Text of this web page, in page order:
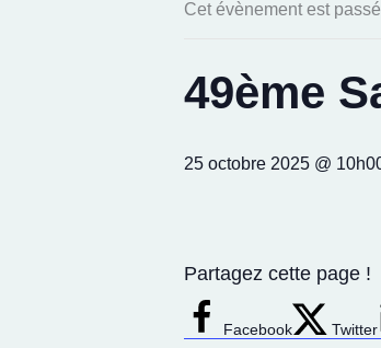
Cet évènement est
49ème
25 octobre 2025 @
Partagez cette page !
Facebook Twitter